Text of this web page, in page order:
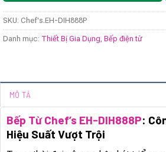
SKU: Chef's.EH-DIH888P
Danh mục: Thiết Bị Gia Dụng Bếp điện từ
MÔ TẢ
Bếp Từ Chef’s EH-DIH888P:
Hiệu Suất Vượt Trội